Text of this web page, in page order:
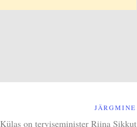
JÄRGMINE
Külas on terviseminister Riina Sikkut